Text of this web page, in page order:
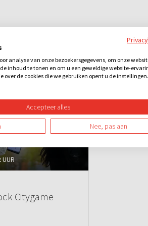
UUR
Citygame
analyse van onze bezoekersgegevens, om onze
inhoud te tonen en om u een geweldige website-
over de cookies die we gebruiken opent u de instellingen.
Accepteer alles
Nee, pas aan